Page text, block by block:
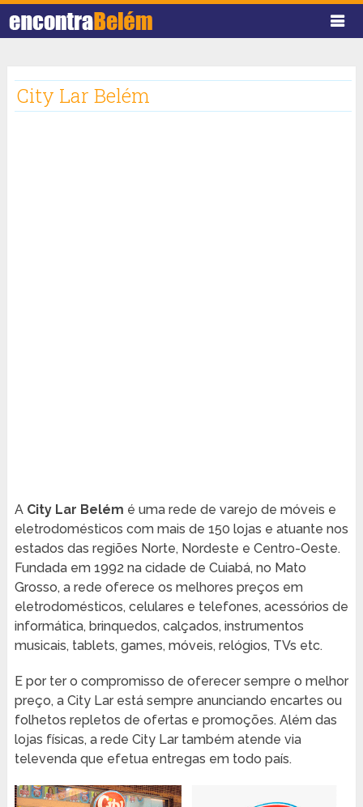
City Lar Belém
A City Lar Belém é uma rede de varejo de móveis e
eletrodomésticos com mais de 150 lojas e atuante nos
estados das regiões Norte, Nordeste e Centro-Oeste.
Fundada em 1992 na cidade de Cuiabá, no Mato
Grosso, a rede oferece os melhores preços em
eletrodomésticos, celulares e telefones, acessórios de
informática, brinquedos, calçados, instrumentos
musicais, tablets, games, móveis, relógios, TVs etc.
E por ter o compromisso de oferecer sempre o melhor
preço, a City Lar está sempre anunciando encartes ou
folhetos repletos de ofertas e promoções. Além das
lojas físicas, a rede City Lar também atende via
televenda que efetua entregas em todo país.